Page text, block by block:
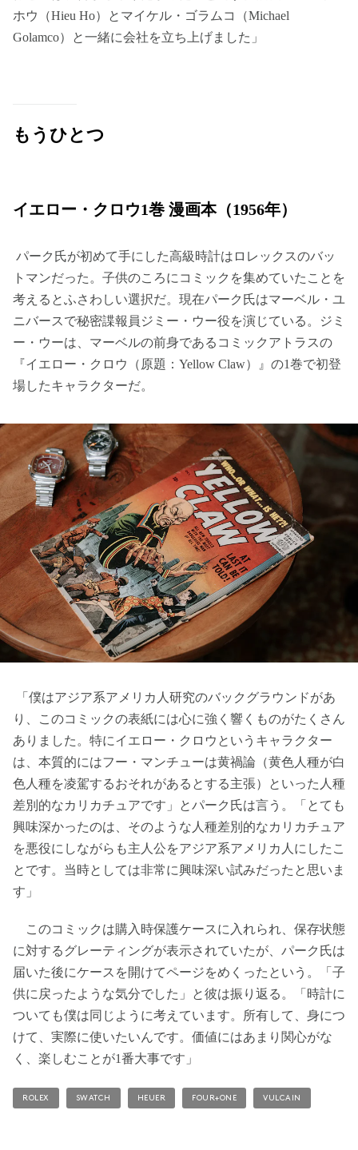
ホウ（Hieu Ho）とマイケル・ゴラムコ（Michael
Golamco）と一緒に会社を立ち上げました」
もうひとつ
イエロー・クロウ1巻 漫画本（1956年）
パーク氏が初めて手にした高級時計はロレックスのバッ
トマンだった。子供のころにコミックを集めていたことを
考えるとふさわしい選択だ。現在パーク氏はマーベル・ユ
ニバースで秘密諜報員ジミー・ウー役を演じている。ジミ
ー・ウーは、マーベルの前身であるコミックアトラスの
『イエロー・クロウ（原題：Yellow Claw）』の1巻で初登
場したキャラクターだ。
「僕はアジア系アメリカ人研究のバックグラウンドがあ
り、このコミックの表紙には心に強く響くものがたくさん
ありました。特にイエロー・クロウというキャラクター
は、本質的にはフー・マンチューは黄禍論（黄色人種が白
色人種を凌駕するおそれがあるとする主張）といった人種
差別的なカリカチュアです」とパーク氏は言う。「とても
興味深かったのは、そのような人種差別的なカリカチュア
を悪役にしながらも主人公をアジア系アメリカ人にしたこ
とです。当時としては非常に興味深い試みだったと思いま
す」
このコミックは購入時保護ケースに入れられ、保存状態
に対するグレーティングが表示されていたが、パーク氏は
届いた後にケースを開けてページをめくったという。「子
供に戻ったような気分でした」と彼は振り返る。「時計に
ついても僕は同じように考えています。所有して、身につ
けて、実際に使いたいんです。価値にはあまり関心がな
く、楽しむことが1番大事です」
ROLEX SWATCH HEUER FOUR+ONE VULCAIN